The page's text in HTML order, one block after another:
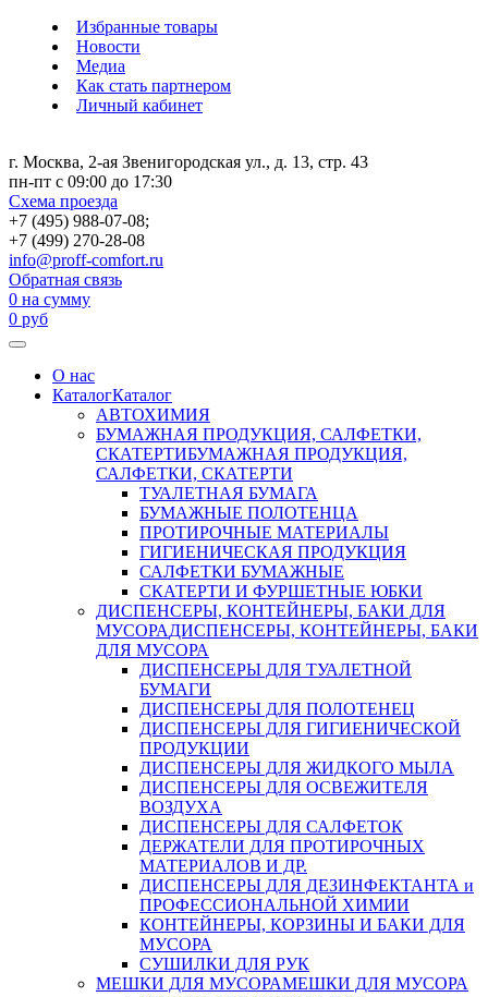
Избранные товары
Новости
Медиа
Как стать партнером
Личный кабинет
г. Москва, 2-ая Звенигородская ул., д. 13, стр. 43
пн-пт с 09:00 до 17:30
Схема проезда
+7 (495) 988-07-08;
+7 (499) 270-28-08
info@proff-comfort.ru
Обратная связь
0 на сумму
0 руб
О нас
КаталогКаталог
АВТОХИМИЯ
БУМАЖНАЯ ПРОДУКЦИЯ, САЛФЕТКИ,
СКАТЕРТИБУМАЖНАЯ ПРОДУКЦИЯ,
САЛФЕТКИ, СКАТЕРТИ
ТУАЛЕТНАЯ БУМАГА
БУМАЖНЫЕ ПОЛОТЕНЦА
ПРОТИРОЧНЫЕ МАТЕРИАЛЫ
ГИГИЕНИЧЕСКАЯ ПРОДУКЦИЯ
САЛФЕТКИ БУМАЖНЫЕ
СКАТЕРТИ И ФУРШЕТНЫЕ ЮБКИ
ДИСПЕНСЕРЫ, КОНТЕЙНЕРЫ, БАКИ ДЛЯ
МУСОРАДИСПЕНСЕРЫ, КОНТЕЙНЕРЫ, БАКИ
ДЛЯ МУСОРА
ДИСПЕНСЕРЫ ДЛЯ ТУАЛЕТНОЙ
БУМАГИ
ДИСПЕНСЕРЫ ДЛЯ ПОЛОТЕНЕЦ
ДИСПЕНСЕРЫ ДЛЯ ГИГИЕНИЧЕСКОЙ
ПРОДУКЦИИ
ДИСПЕНСЕРЫ ДЛЯ ЖИДКОГО МЫЛА
ДИСПЕНСЕРЫ ДЛЯ ОСВЕЖИТЕЛЯ
ВОЗДУХА
ДИСПЕНСЕРЫ ДЛЯ САЛФЕТОК
ДЕРЖАТЕЛИ ДЛЯ ПРОТИРОЧНЫХ
МАТЕРИАЛОВ И ДР.
ДИСПЕНСЕРЫ ДЛЯ ДЕЗИНФЕКТАНТА и
ПРОФЕССИОНАЛЬНОЙ ХИМИИ
КОНТЕЙНЕРЫ, КОРЗИНЫ И БАКИ ДЛЯ
МУСОРА
СУШИЛКИ ДЛЯ РУК
МЕШКИ ДЛЯ МУСОРАМЕШКИ ДЛЯ МУСОРА